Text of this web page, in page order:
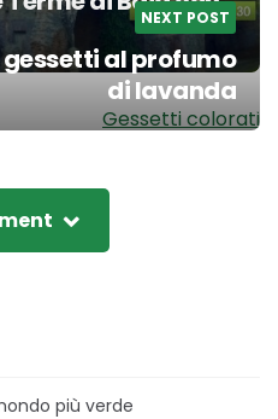
NEXT POST
al profumo
di lavanda
più verde